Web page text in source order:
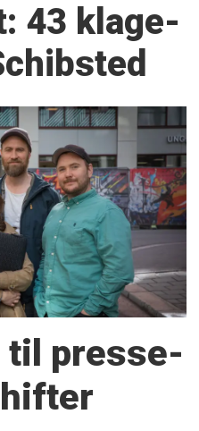
43 klage­
til presse­